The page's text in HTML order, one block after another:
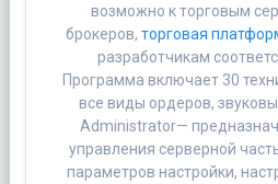
возможно к торговым
брокеров,торговая
разработчикам
Программа включает 30
все виды ордеров,
Administrator—
управления серверной
параметров настройки,